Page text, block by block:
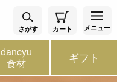
さがす カート メニュー
dancyu
食材 ギフト